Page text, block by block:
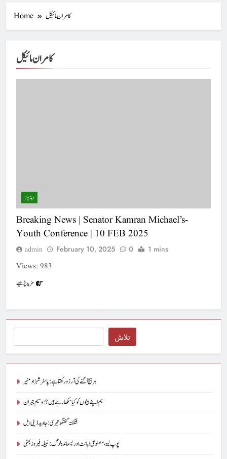
Home کامران مائیکل
کامران مائیکل
ویڈیوز
Breaking News | Senator Kamran Michael’s-
Youth Conference | 10 FEB 2025
admin February 10, 2025 0 1 mins
Views: 983
مزید پڑھیے
تلاش
ہر بیج اُگنے کی آرزو رکھتا ہے : پاسٹر شہزاد منیر
ہم اپنے بیٹوں کو کیا سکھا رہے ہیں؟ : وسیم جبران
شگفتہ گفتگو تیری : جاوید ڈینی ایل
پوپ لیو،مصنوعی ذہانت اور پسماندہ لوگ : نبیلہ فیروز بھٹی